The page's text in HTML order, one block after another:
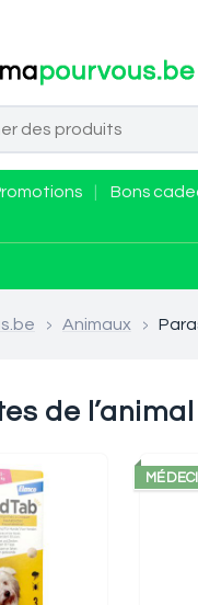
Bons
> Animaux >
de l’animal